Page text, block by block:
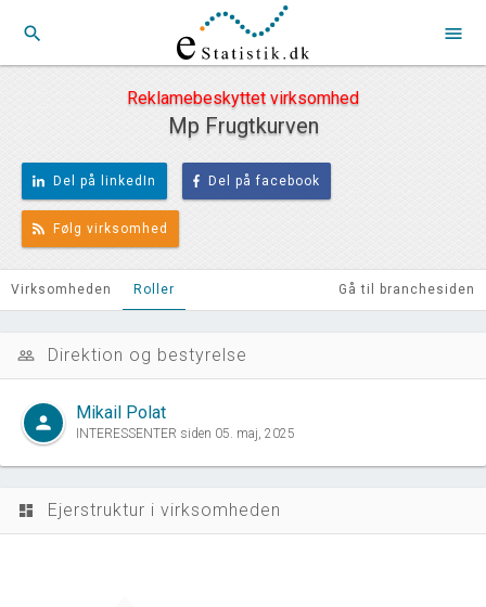
search menu
Reklamebeskyttet virksomhed
Mp Frugtkurven
Del på linkedIn Del på facebook
Følg virksomhed
Virksomheden Roller Gå til branchesiden
people_outline Direktion og bestyrelse
person Mikail Polat
INTERESSENTER siden 05. maj, 2025
dashboard Ejerstruktur i virksomheden